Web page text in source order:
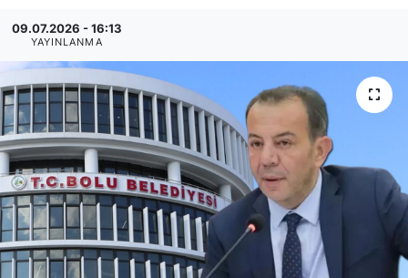
09.07.2026 - 16:13
YAYINLANMA